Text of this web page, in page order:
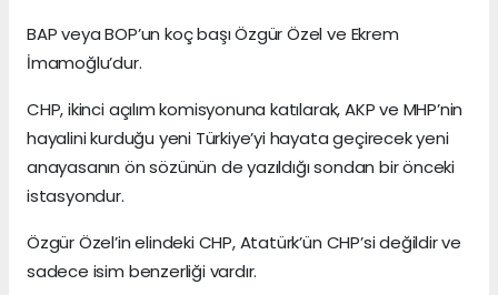
BAP veya BOP’un koç başı Özgür Özel ve Ekrem
İmamoğlu’dur.
CHP, ikinci açılım komisyonuna katılarak, AKP ve MHP’nin
hayalini kurduğu yeni Türkiye’yi hayata geçirecek yeni
anayasanın ön sözünün de yazıldığı sondan bir önceki
istasyondur.
Özgür Özel’in elindeki CHP, Atatürk’ün CHP’si değildir ve
sadece isim benzerliği vardır.